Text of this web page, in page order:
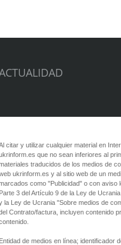
citar y utilizar cualquier material en
que no sean inferiores al
traducidos de los medios de
ukrinform.es y al sitio web de un
como "Publicidad" o con aviso
Parte 3 del Artículo 9 de la Ley de
la Ley de Ucrania "Sobre medios de
Contrato/factura, incluyen contenido
Entidad de medios en línea; identificador